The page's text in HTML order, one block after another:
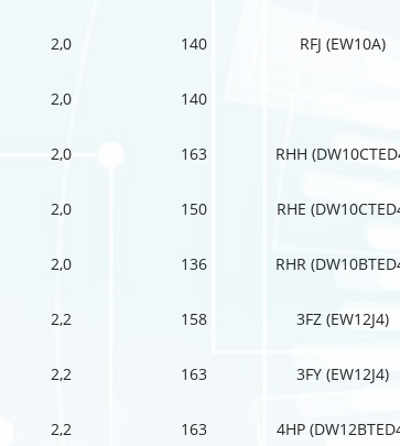
2,0 140 RFJ (EW10A)
2,0 140
2,0 163 RHH
2,0 150 RHE
2,0 136 RHR
2,2 158 3FZ (EW12J4)
2,2 163 3FY (EW12J4)
2,2 163 4HP